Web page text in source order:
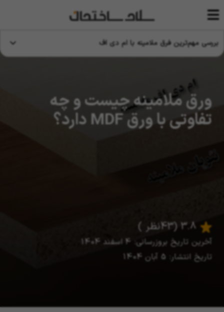
بررسی مهم‌ترین فرق ملامینه با ام دی اف
ورق ملامینه چیست و چه
تفاوتی با ورق MDF دارد؟
آخرین تاریخ بروزرسانی: 4 اسفند 1404
تاریخ انتشار: 5 آبان 1404
(43 نظر )